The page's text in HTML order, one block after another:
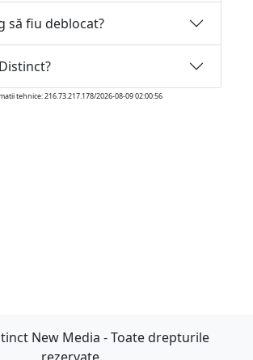
să fiu deblocat?
tehnice: 216.73.217.178/2026-08-09 02:00:56
New Media - Toate drepturile